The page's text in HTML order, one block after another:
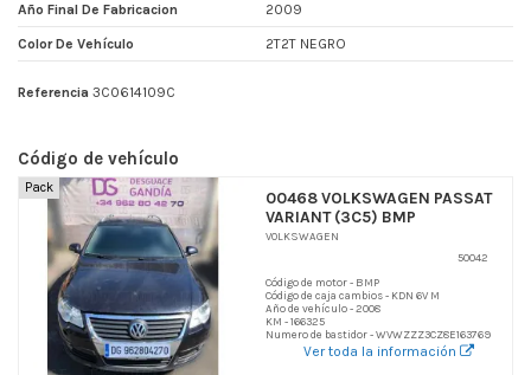
Año Final De Fabricacion 2009
Color De Vehículo 2T2T NEGRO
Referencia 3C0614109C
Código de vehículo
Pack
00468 VOLKSWAGEN PASSAT
VARIANT (3C5) BMP
VOLKSWAGEN
50042
Código de motor - BMP
Código de caja cambios - KDN 6V M
Año de vehículo - 2008
KM - 166325
Numero de bastidor - WVWZZZ3CZ8E163769
Ver toda la información